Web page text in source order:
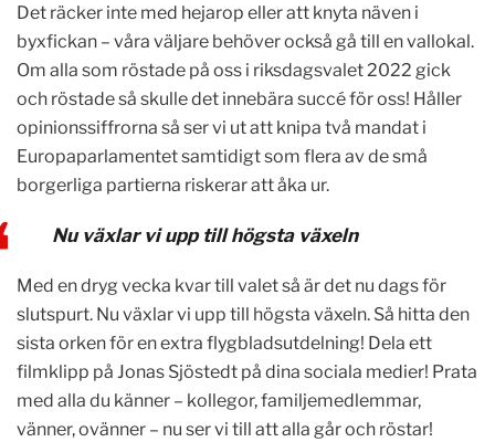
Det räcker inte med hejarop eller att knyta näven i
byxfickan – våra väljare behöver också gå till en vallokal.
Om alla som röstade på oss i riksdagsvalet 2022 gick
och röstade så skulle det innebära succé för oss! Håller
opinionssiffrorna så ser vi ut att knipa två mandat i
Europaparlamentet samtidigt som flera av de små
borgerliga partierna riskerar att åka ur.
Nu växlar vi upp till högsta växeln
Med en dryg vecka kvar till valet så är det nu dags för
slutspurt. Nu växlar vi upp till högsta växeln. Så hitta den
sista orken för en extra flygbladsutdelning! Dela ett
filmklipp på Jonas Sjöstedt på dina sociala medier! Prata
med alla du känner – kollegor, familjemedlemmar,
vänner, ovänner – nu ser vi till att alla går och röstar!